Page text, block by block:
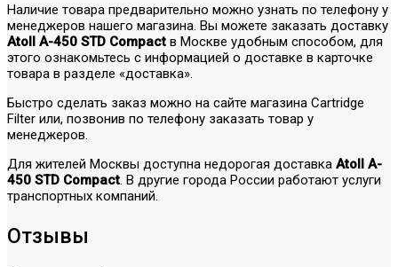
Наличие товара предварительно можно узнать по телефону у
менеджеров нашего магазина. Вы можете заказать доставку
Atoll A-450 STD Compact в Москве удобным способом, для
этого ознакомьтесь с информацией о доставке в карточке
товара в разделе «доставка».
Быстро сделать заказ можно на сайте магазина Cartridge
Filter или, позвонив по телефону заказать товар у
менеджеров.
Для жителей Москвы доступна недорогая доставка Atoll A-
450 STD Compact. В другие города России работают услуги
транспортных компаний.
Отзывы